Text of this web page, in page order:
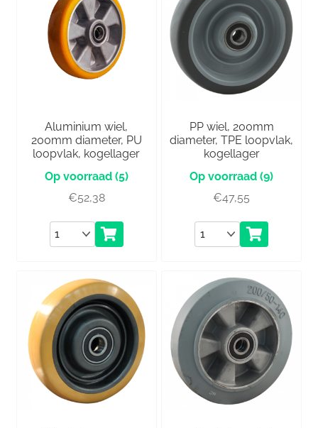
Aluminium wiel,
200mm diameter, PU
loopvlak, kogellager
(5)
€52,38
Aantal
PP wiel, 200mm
diameter, TPE loopvlak,
kogellager
(9)
€47,55
Aantal